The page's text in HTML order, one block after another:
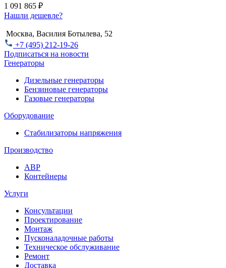
1 091 865 ₽
Нашли дешевле?
Москва, Василия Ботылева, 52
+7 (495) 212-19-26
Подписаться на новости
Генераторы
Дизельные генераторы
Бензиновые генераторы
Газовые генераторы
Оборудование
Стабилизаторы напряжения
Производство
АВР
Контейнеры
Услуги
Консультации
Проектирование
Монтаж
Пусконаладочные работы
Техническое обслуживание
Ремонт
Доставка